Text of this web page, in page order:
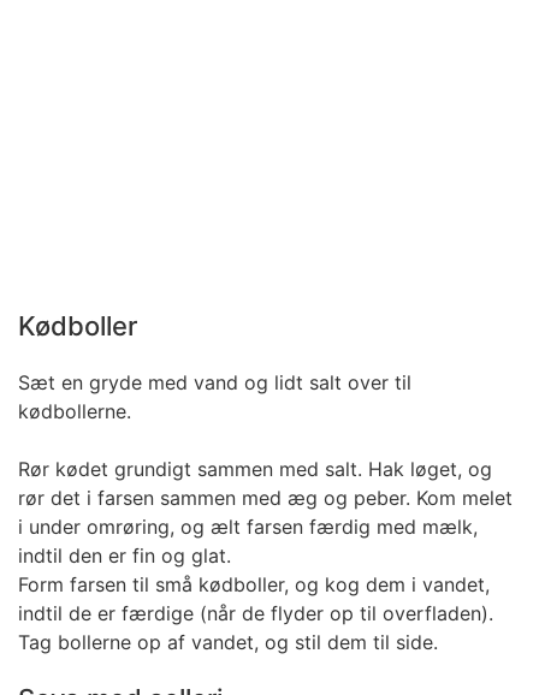
Kødboller
Sæt en gryde med vand og lidt salt over til
kødbollerne.
Rør kødet grundigt sammen med salt. Hak løget, og
rør det i farsen sammen med æg og peber. Kom melet
i under omrøring, og ælt farsen færdig med mælk,
indtil den er fin og glat.
Form farsen til små kødboller, og kog dem i vandet,
indtil de er færdige (når de flyder op til overfladen).
Tag bollerne op af vandet, og stil dem til side.